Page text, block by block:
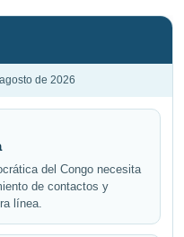
de 2026
del Congo necesita
de contactos y
línea.